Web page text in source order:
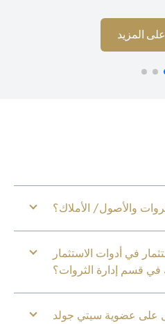
opens in a new tab
والأصول/ الأملاك؟
في أدوات الاستثمار
إدارة الثروات؟
عضوية سيتي جولد